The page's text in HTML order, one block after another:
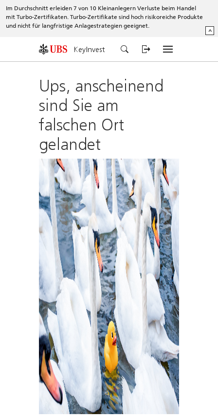
Im Durchschnitt erleiden 7 von 10 Kleinanlegern Verluste beim Handel
mit Turbo-Zertifikaten. Turbo-Zertifikate sind hoch risikoreiche Produkte
und nicht für langfristige Anlagestrategien geeignet.
^
KeyInvest
Ups, anscheinend
sind Sie am
falschen Ort
gelandet